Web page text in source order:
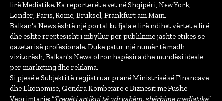
lirë Mediatike. Ka reporterët e vet në Shqipëri, New York,
Londër, Paris, Romë, Bruksel, Frankfurt am Main.
Balkan's News është një portal ku fjala e lirë ndihet vërtet e lirë
dhe është rreptësisht i mbyllur për publikime jashtë etikës së
gazetarisë profesionale. Duke patur një numër të madh
vizitorësh, Balkan's News ofron hapësira dhe mundësi ideale
për marketing dhe reklama.
Si pjesë e Subjekti të regjistruar pranë Ministrisë së Financave
dhe Ekonomisë, Qëndra Kombëtare e Biznesit me Fushë
Veprimtarie: “Tregëti artikuj të ndryshëm, shërbime mediatike”,